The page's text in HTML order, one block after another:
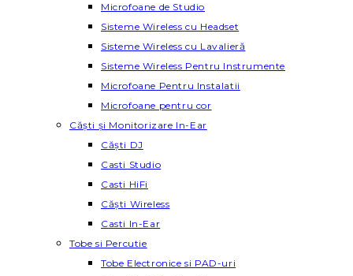
Microfoane de Studio
Sisteme Wireless cu Headset
Sisteme Wireless cu Lavalieră
Sisteme Wireless Pentru Instrumente
Microfoane Pentru Instalatii
Microfoane pentru cor
Căști și Monitorizare In-Ear
Căști DJ
Casti Studio
Casti HiFi
Căști Wireless
Casti In-Ear
Tobe si Percutie
Tobe Electronice si PAD-uri